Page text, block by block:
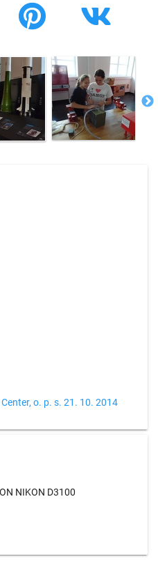
o. p. s. 21. 10. 2014
NIKON D3100